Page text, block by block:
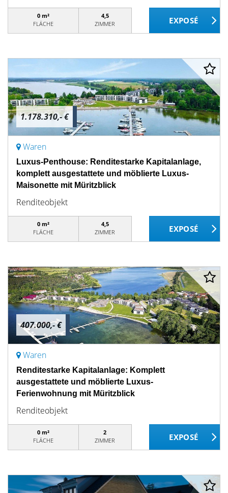
0 m²
FLÄCHE
4,5
ZIMMER
1.178.310,- €
Waren
Luxus-Penthouse: Renditestarke Kapitalanlage,
komplett ausgestattete und möblierte Luxus-
Maisonette mit Müritzblick
Renditeobjekt
0 m²
FLÄCHE
4,5
ZIMMER
407.000,- €
Waren
Renditestarke Kapitalanlage: Komplett
ausgestattete und möblierte Luxus-
Ferienwohnung mit Müritzblick
Renditeobjekt
0 m²
FLÄCHE
2
ZIMMER